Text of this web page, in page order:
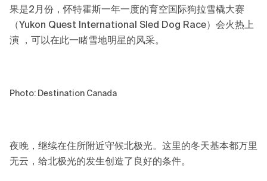
果是2月份，怀特霍斯一年一度的育空国际狗拉雪橇大赛
（Yukon Quest International Sled Dog Race）会火热上
演 ，可以在此一睹雪地明星的风采。
Photo: Destination Canada
夜晚，继续在住所附近守候北极光。这里的冬天基本都万里
无云，给北极光的发生创造了良好的条件。